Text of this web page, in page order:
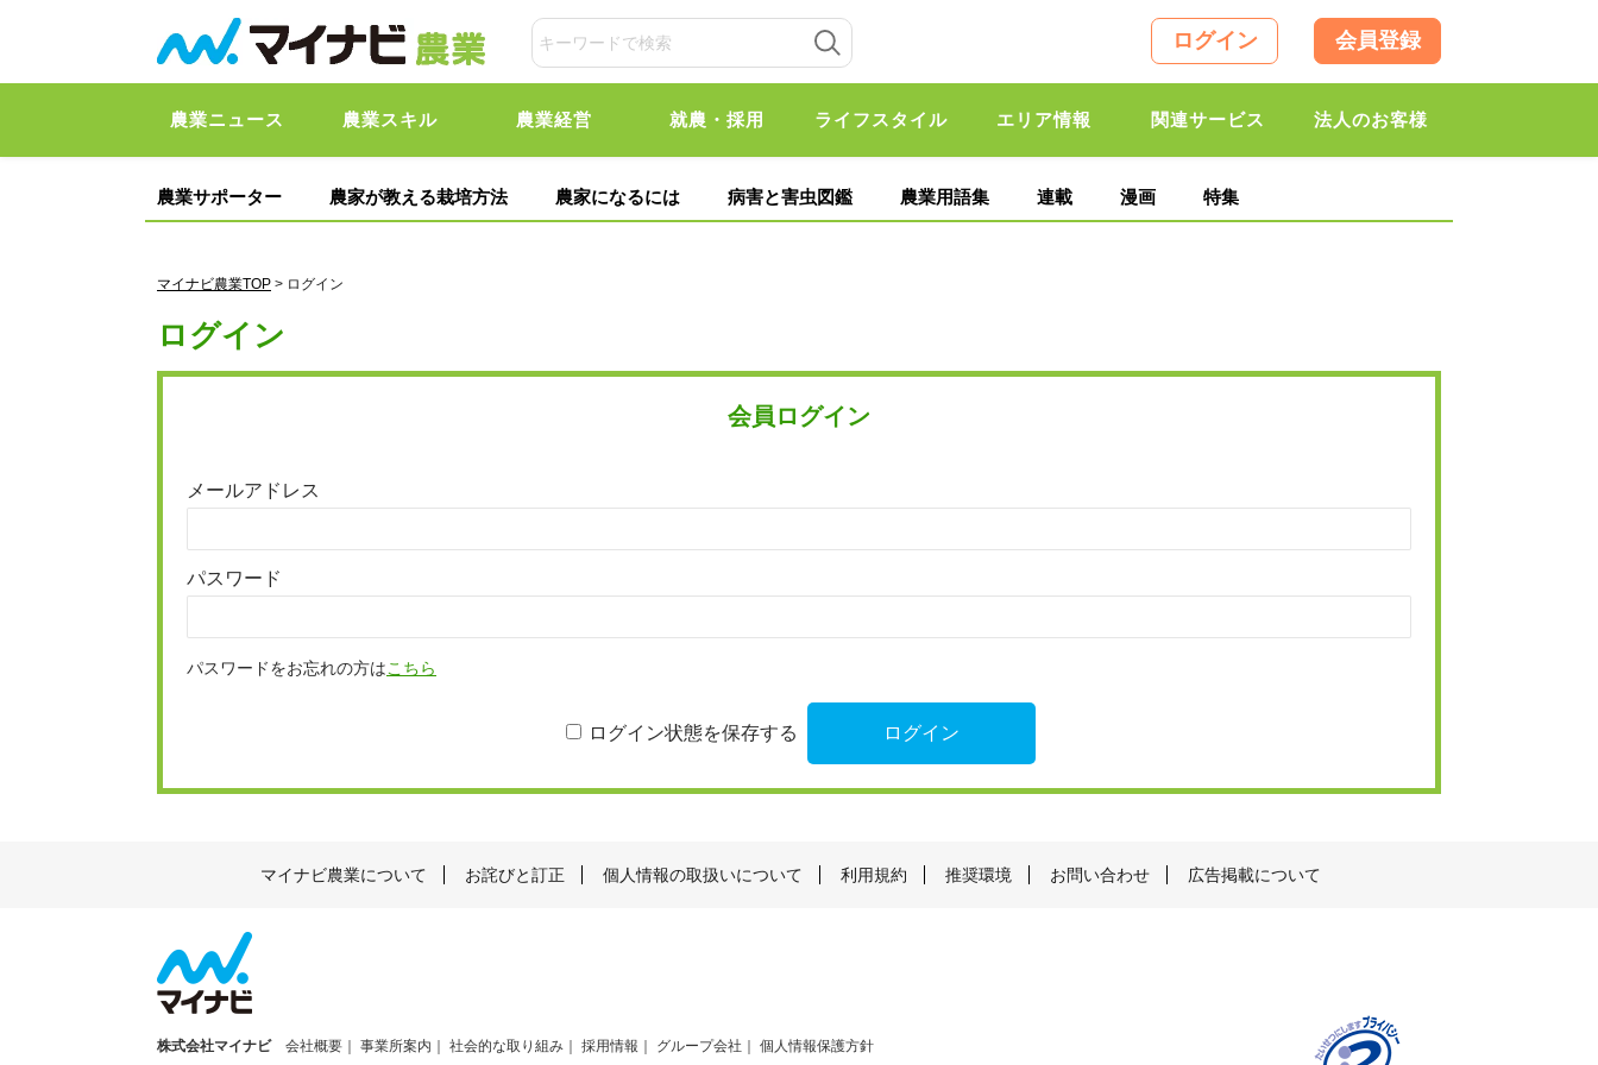
ログイン 会員登録
農業ニュース 農業スキル 農業経営 就農・採用 ライフスタイル エリア情報 関連サービス 法人のお客様
農業サポーター 農家が教える栽培方法 農家になるには 病害と害虫図鑑 農業用語集 連載 漫画 特集
マイナビ農業TOP > ログイン
ログイン
会員ログイン
メールアドレス
パスワード
パスワードをお忘れの方はこちら
ログイン状態を保存する
マイナビ農業について お詫びと訂正 個人情報の取扱いについて 利用規約 推奨環境 お問い合わせ 広告掲載について
株式会社マイナビ 会社概要 事業所案内 社会的な取り組み 採用情報 グループ会社 個人情報保護方針